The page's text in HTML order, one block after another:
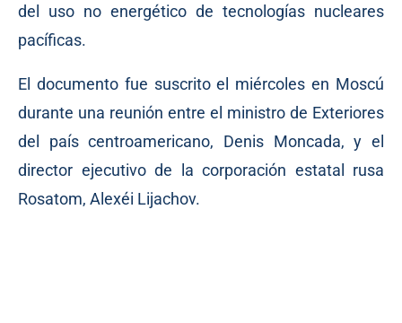
del uso no energético de tecnologías nucleares
pacíficas.
El documento fue suscrito el miércoles en Moscú
durante una reunión entre el ministro de Exteriores
del país centroamericano, Denis Moncada, y el
director ejecutivo de la corporación estatal rusa
Rosatom, Alexéi Lijachov.